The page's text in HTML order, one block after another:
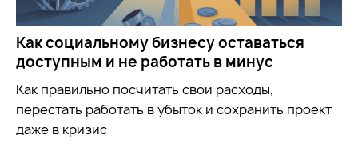
Как социальному бизнесу оставаться
доступным и не работать в минус
Как правильно посчитать свои расходы,
перестать работать в убыток и сохранить проект
даже в кризис